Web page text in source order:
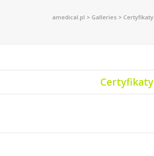
amedical.pl > Galleries > Certyfikaty
Certyfikaty